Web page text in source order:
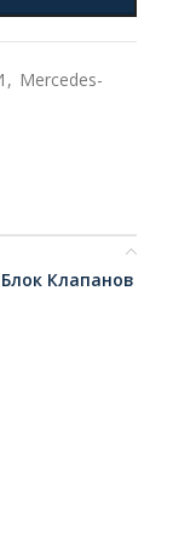
, Mercedes-
Блок Клапанов